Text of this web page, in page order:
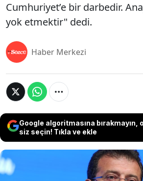
Cumhuriyet’e bir darbedir.
yok etmektir" dedi.
Haber Merkezi
Google algoritmasına bırakmayın,
siz seçin! Tıkla ve ekle